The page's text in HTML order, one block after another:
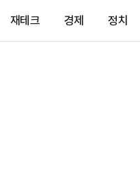
재테크 경제 정치